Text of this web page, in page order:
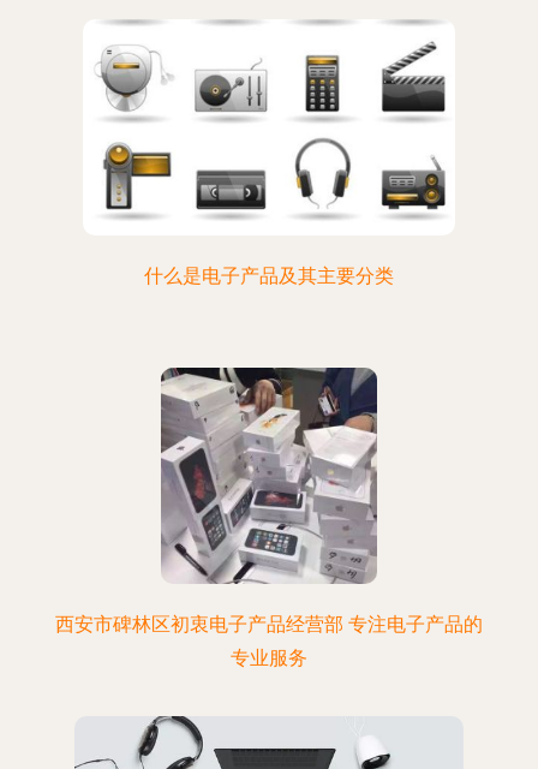
什么是电子产品及其主要分类
西安市碑林区初衷电子产品经营部 专注电子产品的
专业服务